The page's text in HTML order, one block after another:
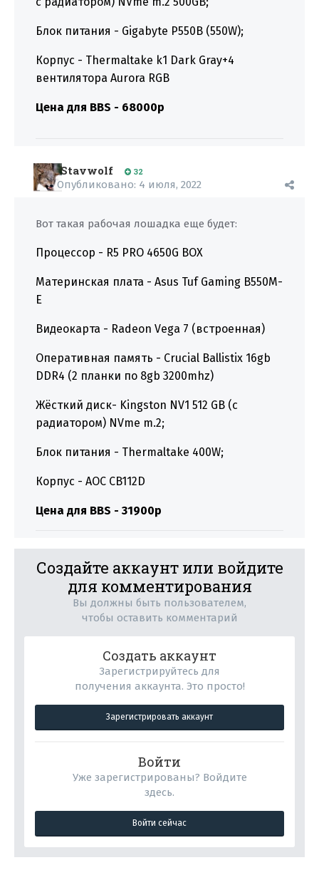
Блок питания - Gigabyte P550B (550W);
Корпус - Thermaltake k1 Dark Gray+4
вентилятора Aurora RGB
Цена для BBS - 68000р
Stavwolf 32
Опубликовано: 4 июля, 2022
Вот такая рабочая лошадка еще будет:
Процессор - R5 PRO 4650G BOX
Материнская плата - Asus Tuf Gaming B550M-
E
Видеокарта - Radeon Vega 7 (встроенная)
Оперативная память - Crucial Ballistix 16gb
DDR4 (2 планки по 8gb 3200mhz)
Жёсткий диск- Kingston NV1 512 GB (с
радиатором) NVme m.2;
Блок питания - Thermaltake 400W;
Корпус - AOC CB112D
Цена для BBS - 31900р
Создайте аккаунт или войдите
для комментирования
Вы должны быть пользователем,
чтобы оставить комментарий
Создать аккаунт
Зарегистрируйтесь для
получения аккаунта. Это просто!
Зарегистрировать аккаунт
Войти
Уже зарегистрированы? Войдите
здесь.
Войти сейчас